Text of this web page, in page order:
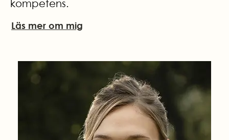
kompetens.
Läs mer om mig